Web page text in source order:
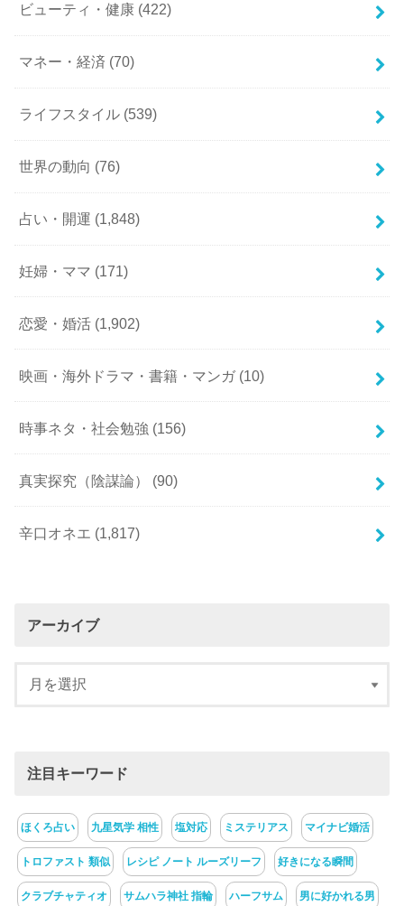
ビューティ・健康 (422)
マネー・経済 (70)
ライフスタイル (539)
世界の動向 (76)
占い・開運 (1,848)
妊婦・ママ (171)
恋愛・婚活 (1,902)
映画・海外ドラマ・書籍・マンガ (10)
時事ネタ・社会勉強 (156)
真実探究（陰謀論） (90)
辛口オネエ (1,817)
アーカイブ
注目キーワード
ほくろ占い 九星気学 相性 塩対応 ミステリアス マイナビ婚活
トロファスト 類似 レシピ ノート ルーズリーフ 好きになる瞬間
クラブチャティオ サムハラ神社 指輪 ハーフサム 男に好かれる男